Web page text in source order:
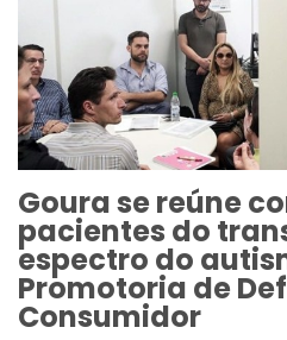
Goura se reúne
pacientes do
espectro do
Promotoria de
Consumidor